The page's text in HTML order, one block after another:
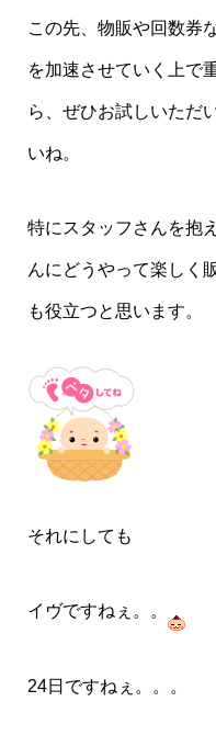
この先、物販や回数券
を加速させていく上で
ら、ぜひお試しいただ
いね。
特にスタッフさんを抱
んにどうやって楽しく
も役立つと思います。
それにしても
イヴですねぇ。。
24日ですねぇ。。。